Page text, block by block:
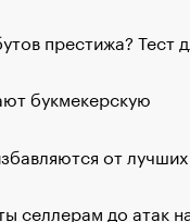
престижа? Тест
букмекерскую
от лучших
селлерам до атак